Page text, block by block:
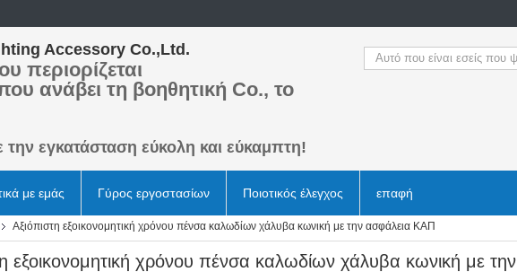
Accessory Co.,Ltd.
περιορίζεται
ανάβει τη βοηθητική Co., το
την εγκατάσταση εύκολη και εύκαμπτη!
με εμάς Γύρος εργοστασίων Ποιοτικός έλεγχος επαφή
Αξιόπιστη εξοικονομητική χρόνου πένσα καλωδίων χάλυβα κωνική με την ασφάλεια ΚΑΠ
εξοικονομητική χρόνου πένσα καλωδίων χάλυβα κωνική με την